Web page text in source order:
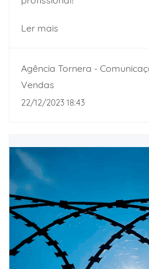
Ler mais
Agência Tornera -
Vendas
22/12/2023 18:43